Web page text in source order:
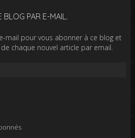
PAR E-MAIL.
mail pour vous abonner à ce blog et
chaque nouvel article par email.